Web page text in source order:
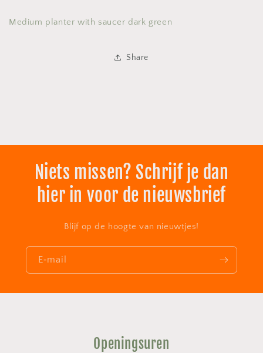
Medium planter with saucer dark green
Share
Niets missen? Schrijf je dan
hier in voor de nieuwsbrief
Blijf op de hoogte van nieuwtjes!
E‑mail
Openingsuren